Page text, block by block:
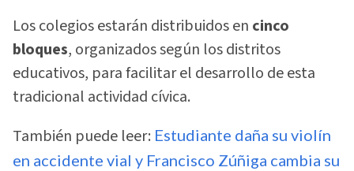
Los colegios estarán distribuidos en cinco
bloques, organizados según los distritos
educativos, para facilitar el desarrollo de esta
tradicional actividad cívica.
También puede leer: Estudiante daña su violín
en accidente vial y Francisco Zúñiga cambia su